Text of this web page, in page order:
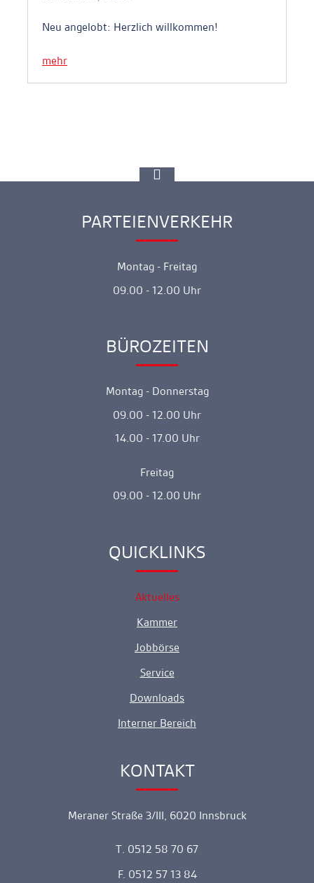
Neu angelobt: Herzlich willkommen!
mehr
Ankerlink
PARTEIENVERKEHR
Montag - Freitag
09.00 - 12.00 Uhr
Ankerlink
BÜROZEITEN
Montag - Donnerstag
09.00 - 12.00 Uhr
14.00 - 17.00 Uhr
Freitag
09.00 - 12.00 Uhr
Ankerlink
QUICKLINKS
Aktuelles
Kammer
Jobbörse
Service
Downloads
Interner Bereich
Ankerlink
KONTAKT
Meraner Straße 3/III, 6020 Innsbruck
T. 0512 58 70 67
F. 0512 57 13 84
zur